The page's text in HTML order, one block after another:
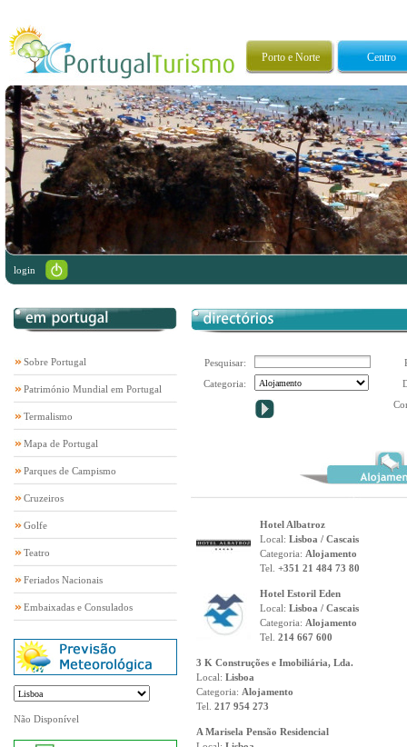
Porto e Norte Centro
login
Sobre Portugal
Património Mundial em Portugal
Termalismo
Mapa de Portugal
Parques de Campismo
Cruzeiros
Golfe
Teatro
Feriados Nacionais
Embaixadas e Consulados
Não Disponível
Pesquisar:
Categoria:
Hotel Albatroz
Local: Lisboa / Cascais
Categoria: Alojamento
Tel. +351 21 484 73 80
Hotel Estoril Eden
Local: Lisboa / Cascais
Categoria: Alojamento
Tel. 214 667 600
3 K Construções e Imobiliária, Lda.
Local: Lisboa
Categoria: Alojamento
Tel. 217 954 273
A Marisela Pensão Residencial